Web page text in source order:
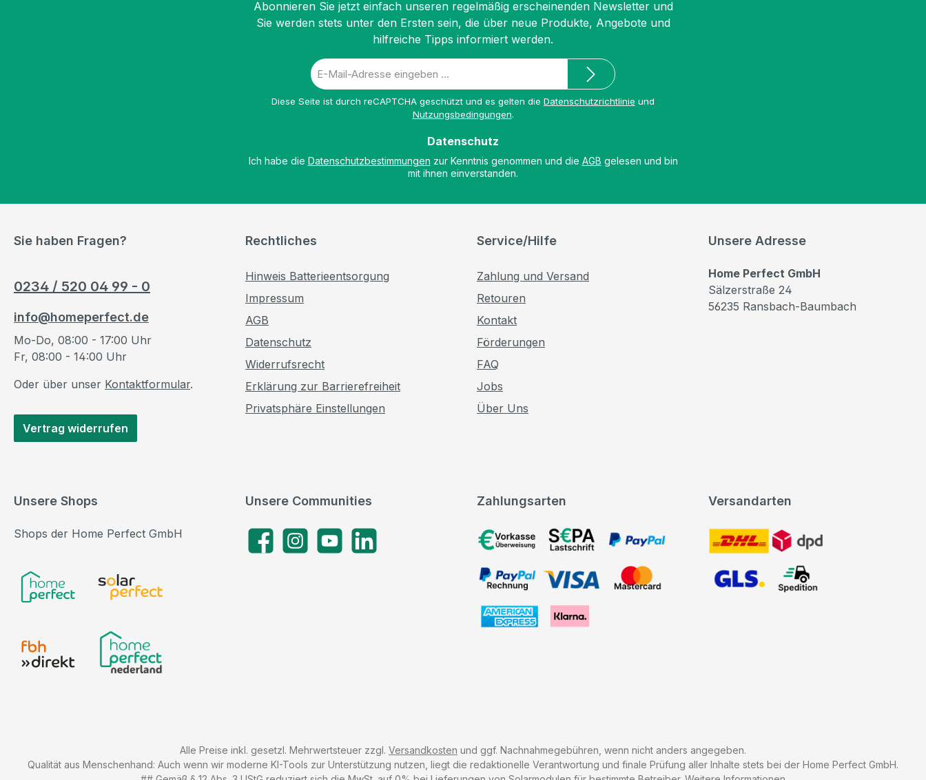
Abonnieren Sie jetzt einfach unseren regelmäßig erscheinenden Newsletter und
Sie werden stets unter den Ersten sein, die über neue Produkte, Angebote und
hilfreiche Tipps informiert werden.
E-
Mail-
Diese Seite ist durch reCAPTCHA geschützt und es gelten die Datenschutzrichtlinie und
Nutzungsbedingungen.
Datenschutz
Ich habe die Datenschutzbestimmungen zur Kenntnis genommen und die AGB gelesen und bin
mit ihnen einverstanden.
Sie haben Fragen?
0234 / 520 04 99 - 0
info@homeperfect.de
Mo-Do, 08:00 - 17:00 Uhr
Fr, 08:00 - 14:00 Uhr
Oder über unser Kontaktformular.
Vertrag widerrufen
Rechtliches
Hinweis Batterieentsorgung
Impressum
AGB
Datenschutz
Widerrufsrecht
Erklärung zur Barrierefreiheit
Privatsphäre Einstellungen
Service/Hilfe
Zahlung und Versand
Retouren
Kontakt
Förderungen
FAQ
Jobs
Über Uns
Zahlungsarten
Vorkasse, SEPA-Lastschrift, PayPal
PayPal Rechnung, VISA, Mastercard
Versandarten
Unsere Adresse
Home Perfect GmbH
Sälzerstraße 24
56235 Ransbach-Baumbach
Unsere Communities
FacebookInstagramYouTubeLinkedIn
Unsere Shops
Shops der Home Perfect GmbH
Alle Preise inkl. gesetzl. Mehrwertsteuer zzgl. Versandkosten und ggf. Nachnahmegebühren, wenn nicht anders angegeben.
Qualität aus Menschenhand: Auch wenn wir moderne KI-Tools zur Unterstützung nutzen, liegt die redaktionelle Verantwortung und finale Prüfung aller Inhalte stets bei der Home Perfect GmbH.